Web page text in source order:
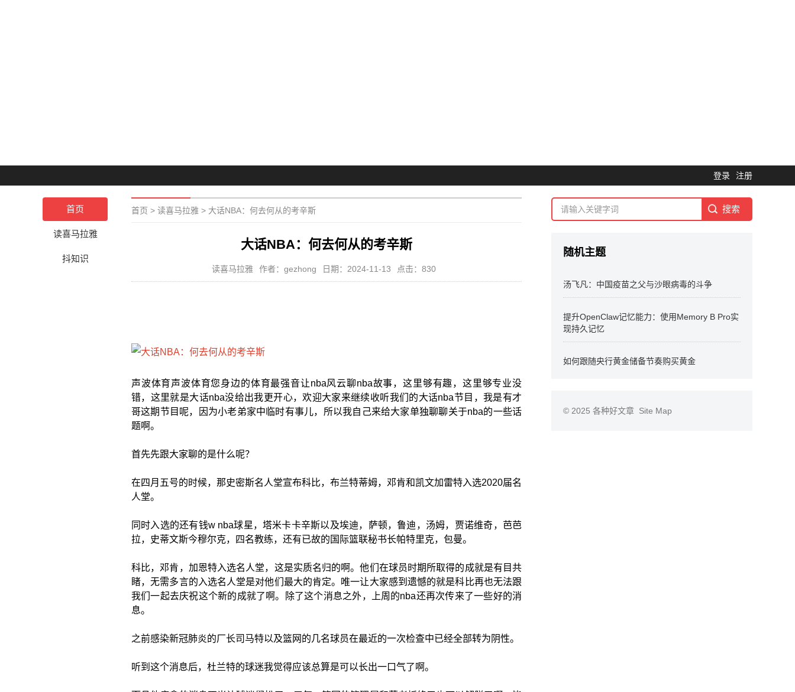
登录 注册
首页
读喜马拉雅
抖知识
首页 > 读喜马拉雅 > 大话NBA：何去何从的考辛斯
大话NBA：何去何从的考辛斯
读喜马拉雅 作者：gezhong 日期：2024-11-13 点击：830
声波体育声波体育您身边的体育最强音让nba风云聊nba故事，这里够有趣，这里够专业没
错，这里就是大话nba没给出我更开心，欢迎大家来继续收听我们的大话nba节目，我是有才
哥这期节目呢，因为小老弟家中临时有事儿，所以我自己来给大家单独聊聊关于nba的一些话
题啊。
首先先跟大家聊的是什么呢？
在四月五号的时候，那史密斯名人堂宣布科比，布兰特蒂姆，邓肯和凯文加雷特入选2020届名
人堂。
同时入选的还有钱w nba球星，塔米卡卡辛斯以及埃迪，萨顿，鲁迪，汤姆，贾诺维奇，芭芭
拉，史蒂文斯今穆尔克，四名教练，还有已故的国际篮联秘书长帕特里克，包曼。
科比，邓肯，加恩特入选名人堂，这是实质名归的啊。他们在球员时期所取得的成就是有目共
睹，无需多言的入选名人堂是对他们最大的肯定。唯一让大家感到遗憾的就是科比再也无法跟
我们一起去庆祝这个新的成就了啊。除了这个消息之外，上周的nba还再次传来了一些好的消
息。
之前感染新冠肺炎的厂长司马特以及篮网的几名球员在最近的一次检查中已经全部转为阴性。
听到这个消息后，杜兰特的球迷我觉得应该总算是可以长出一口气了啊。
随机主题
汤飞凡：中国疫苗之父与沙眼病毒的斗争
提升OpenClaw记忆能力：使用Memory B Pro实
现持久记忆
如何跟随央行黄金储备节奏购买黄金
© 2025 各种好文章 Site Map